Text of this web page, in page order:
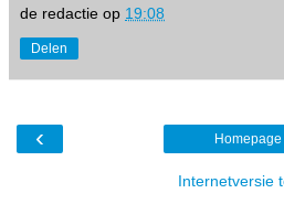
de redactie op 19:08
Delen
‹ Homepage
Internetversie